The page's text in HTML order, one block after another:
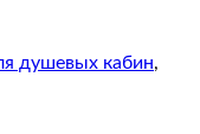
душевых кабин,